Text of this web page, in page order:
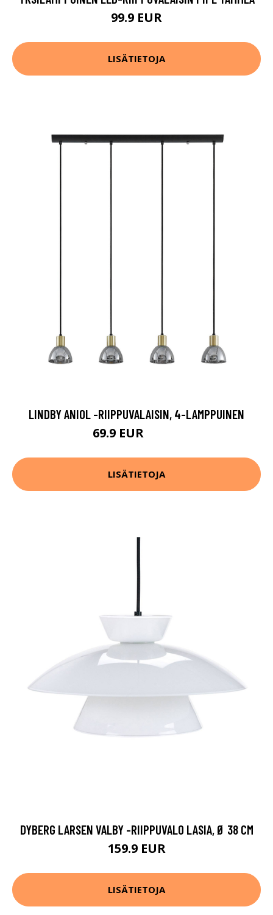
99.9 EUR
LISÄTIETOJA
LINDBY ANIOL -RIIPPUVALAISIN, 4-LAMPPUINEN
69.9 EUR
LISÄTIETOJA
DYBERG LARSEN VALBY -RIIPPUVALO LASIA, Ø 38 CM
159.9 EUR
LISÄTIETOJA